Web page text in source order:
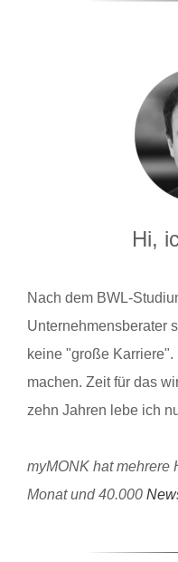
Hi,
Nach dem BWL-
Unternehmensberater
keine "große
machen. Zeit für das
zehn Jahren lebe ich
myMONK hat mehrere
Monat und 40.000